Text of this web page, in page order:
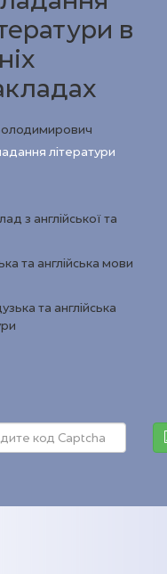
в
літератури
з англійської та
та англійська мови
та англійська